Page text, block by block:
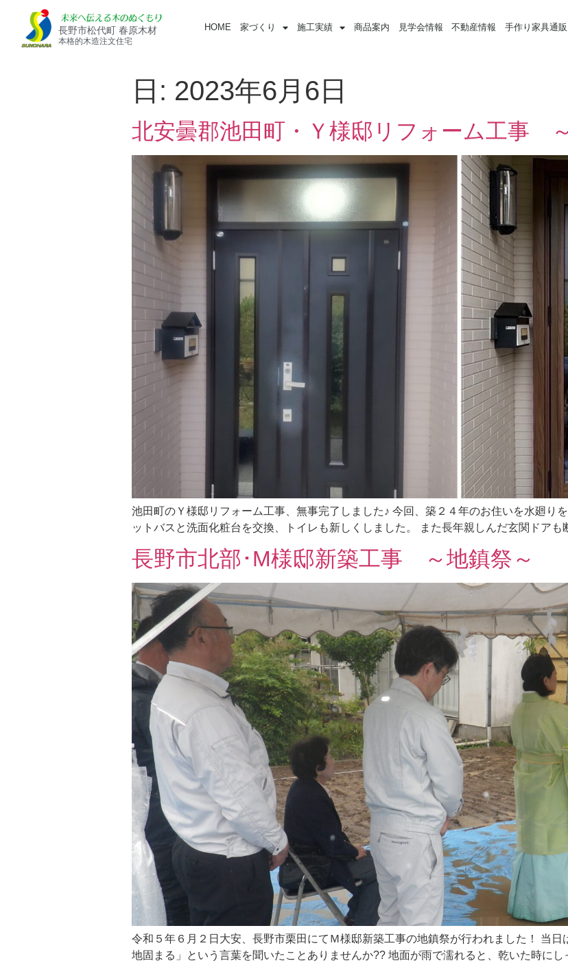
長野市松代町 春原木材
本格的木造注文住宅
HOME 家づくり 施工実績 商品案内 見学会情報 不動産情報 手作り家具通販
日: 2023年6月6日
北安曇郡池田町・Ｙ様邸リフォーム工事
池田町のＹ様邸リフォーム工事、無事完了しました♪ 今回、築２４年のお住いを水廻り
ットバスと洗面化粧台を交換、トイレも新しくしました。 また長年親しんだ玄関ドア
長野市北部･M様邸新築工事 ～地鎮祭～
令和５年６月２日大安、長野市栗田にてＭ様邸新築工事の地鎮祭が行われました！ 当
地固まる」という言葉を聞いたことありませんか?? 地面が雨で濡れると、乾いた時に